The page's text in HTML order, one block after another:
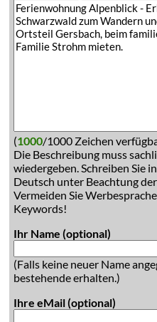
(1000/1000 Zeichen
Die Beschreibung muss
wiedergeben. Schreiben Sie
Deutsch unter Beachtung
Vermeiden Sie
Keywords!
Ihr Name (optional)
(Falls keine neuer Name
bestehende erhalten.)
Ihre eMail (optional)